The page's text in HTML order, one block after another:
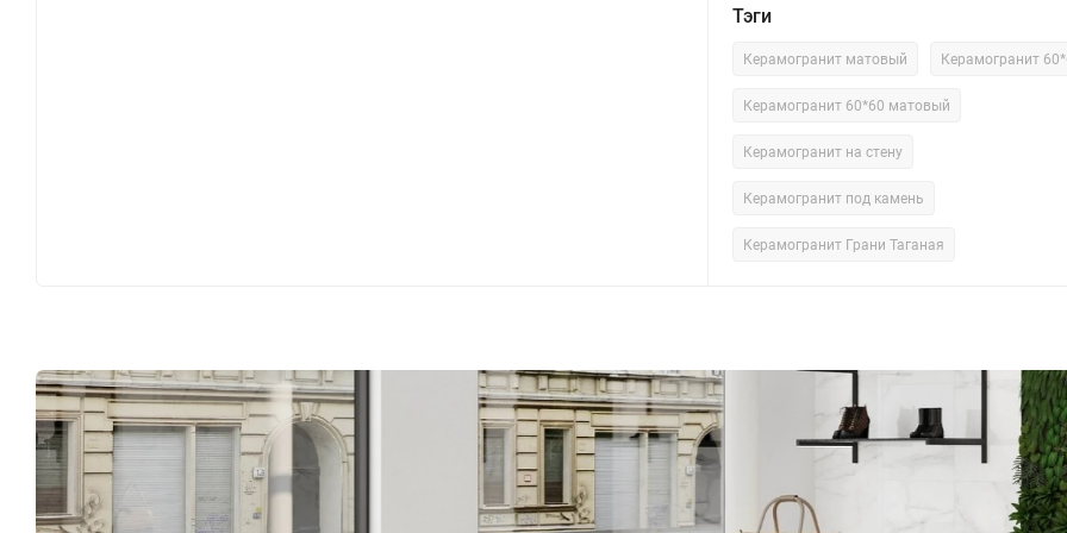
Тэги
Керамогранит матовый Керамогранит
Керамогранит 60*60 матовый
Керамогранит на стену
Керамогранит под камень
Керамогранит Грани Таганая